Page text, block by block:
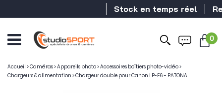
Stock en temps réel
0
Accueil >Caméras>Appareils photo>Accessoires boîtiers photo-vidéo>
Chargeurs & alimentation >Chargeur double pour Canon LP-E6 - PATONA